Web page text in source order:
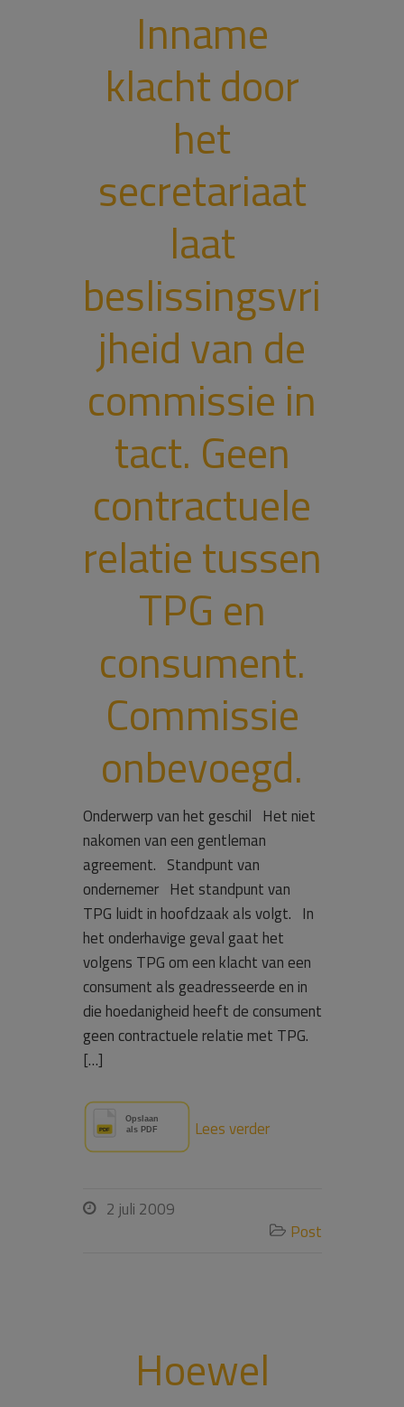
Inname
klacht door
het
secretariaat
laat
beslissingsvri
jheid van de
commissie in
tact. Geen
contractuele
relatie tussen
TPG en
consument.
Commissie
onbevoegd.
Onderwerp van het geschil Het niet
nakomen van een gentleman
agreement. Standpunt van
ondernemer Het standpunt van
TPG luidt in hoofdzaak als volgt. In
het onderhavige geval gaat het
volgens TPG om een klacht van een
consument als geadresseerde en in
die hoedanigheid heeft de consument
geen contractuele relatie met TPG.
[…]
Lees verder
 2 juli 2009
 Post
Hoewel